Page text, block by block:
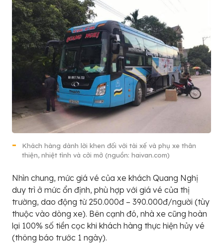
Khách hàng dành lời khen đối với tài xế và phụ xe thân
thiện, nhiệt tình và cởi mở (nguồn: haivan.com)
Nhìn chung, mức giá vé của xe khách Quang Nghị
duy trì ở mức ổn định, phù hợp với giá vé của thị
trường, dao động từ 250.000đ – 390.000đ/người (tùy
thuộc vào dòng xe). Bên cạnh đó, nhà xe cũng hoàn
lại 100% số tiền cọc khi khách hàng thực hiện hủy vé
(thông báo trước 1 ngày).